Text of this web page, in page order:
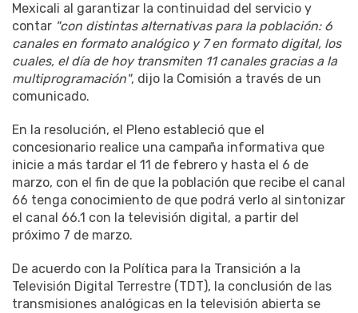
Mexicali al garantizar la continuidad del servicio y
contar "con distintas alternativas para la población: 6
canales en formato analógico y 7 en formato digital, los
cuales, el día de hoy transmiten 11 canales gracias a la
multiprogramación", dijo la Comisión a través de un
comunicado.
En la resolución, el Pleno estableció que el
concesionario realice una campaña informativa que
inicie a más tardar el 11 de febrero y hasta el 6 de
marzo, con el fin de que la población que recibe el canal
66 tenga conocimiento de que podrá verlo al sintonizar
el canal 66.1 con la televisión digital, a partir del
próximo 7 de marzo.
De acuerdo con la Política para la Transición a la
Televisión Digital Terrestre (TDT), la conclusión de las
transmisiones analógicas en la televisión abierta se